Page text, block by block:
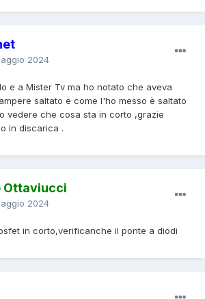
2024
e a Mister Tv ma ho notato che aveva
saltato e come l'ho messo è saltato
vedere che cosa sta in corto ,grazie
in discarica .
Ottaviucci
2024
in corto,verificanche il ponte a diodi